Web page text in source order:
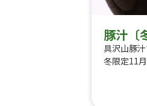
豚汁〔
具沢山豚汁
冬限定11